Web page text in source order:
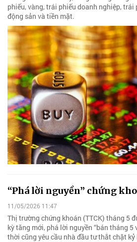
phiếu, vàng, trái phiếu doanh nghiệp, trái
động sản và tiền mặt.
“Phá lời nguyền” chứng
11/05/2026 11:47
Thị trường chứng khoán (TTCK) tháng 5
kỳ tăng mới, phá lời nguyền “bán tháng 5
thời cũng yêu cầu nhà đầu tư thắt chặt